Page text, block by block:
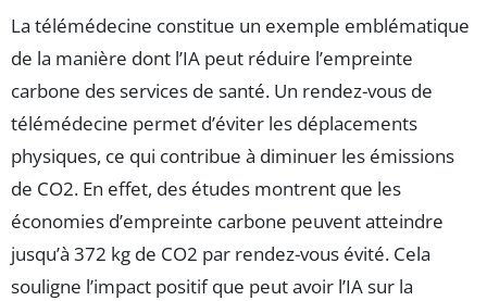
La télémédecine constitue un exemple emblématique
de la manière dont l’IA peut réduire l’empreinte
carbone des services de santé. Un rendez-vous de
télémédecine permet d’éviter les déplacements
physiques, ce qui contribue à diminuer les émissions
de CO2. En effet, des études montrent que les
économies d’empreinte carbone peuvent atteindre
jusqu’à 372 kg de CO2 par rendez-vous évité. Cela
souligne l’impact positif que peut avoir l’IA sur la